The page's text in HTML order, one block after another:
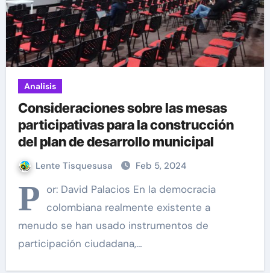
Analisis
Consideraciones sobre las mesas
participativas para la construcción
del plan de desarrollo municipal
Lente Tisquesusa Feb 5, 2024
P or: David Palacios En la democracia
colombiana realmente existente a
menudo se han usado instrumentos de
participación ciudadana,…